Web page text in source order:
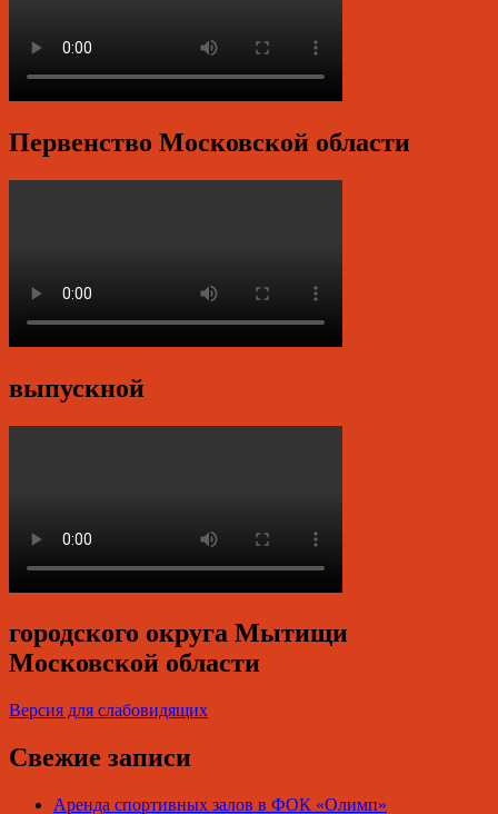
Первенство Московской области
выпускной
городского округа Мытищи
Московской области
Версия для слабовидящих
Свежие записи
Аренда спортивных залов в ФОК «Олимп»